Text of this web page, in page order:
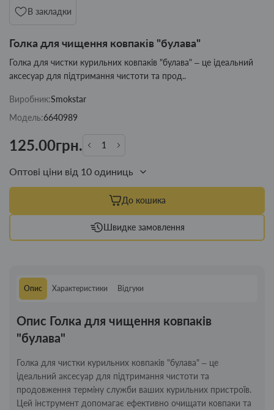
В закладки
Голка для чищення ковпаків "булава"
Голка для чистки курильних ковпаків "булава" – це ідеальний
аксесуар для підтримання чистоти та прод..
Виробник:Smokstar
Модель:6640989
125.00грн.
Оптові ціни від 10 одиниць
До кошика
Швидке замовлення
Опис Характеристики Відгуки
Опис Голка для чищення ковпаків
"булава"
Голка для чистки курильних ковпаків "булава" – це
ідеальний аксесуар для підтримання чистоти та
продовження терміну служби ваших курильних пристроїв.
Цей інструмент допомагає ефективно очищати ковпаки та